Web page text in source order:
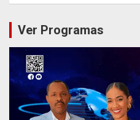
Ver Programas